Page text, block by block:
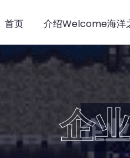
首页 介绍welcome海洋
企